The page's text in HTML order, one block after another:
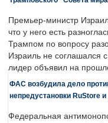
Премьер-министр
что у него есть
Трампом по вопросу
Израиль не соглашался
лидер объявил на
ФАС возбудила дело
непредустановки RuStore и
Федеральная